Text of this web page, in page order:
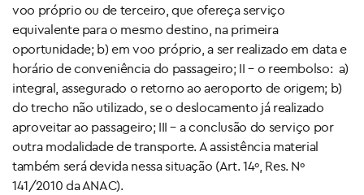
voo próprio ou de terceiro, que ofereça serviço
equivalente para o mesmo destino, na primeira
oportunidade; b) em voo próprio, a ser realizado em data e
horário de conveniência do passageiro; II – o reembolso: a)
integral, assegurado o retorno ao aeroporto de origem; b)
do trecho não utilizado, se o deslocamento já realizado
aproveitar ao passageiro; III – a conclusão do serviço por
outra modalidade de transporte. A assistência material
também será devida nessa situação (Art. 14º, Res. Nº
141/2010 da ANAC).